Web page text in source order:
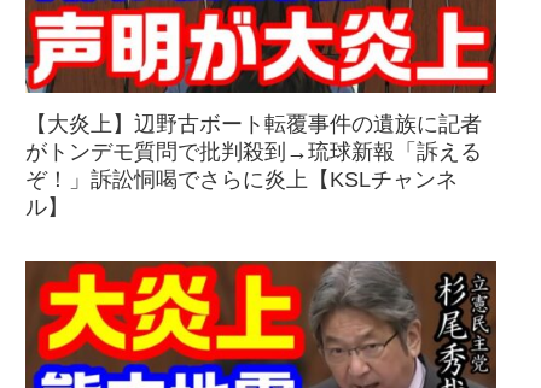
【大炎上】辺野古ボート転覆事件の遺族に記者
がトンデモ質問で批判殺到→琉球新報「訴える
ぞ！」訴訟恫喝でさらに炎上【KSLチャンネ
ル】